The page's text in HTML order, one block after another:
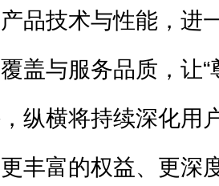
品技术与性能，进
盖与服务品质，让
纵横将持续深化用
丰富的权益、更深